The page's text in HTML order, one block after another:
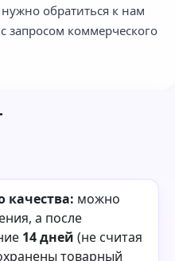
обратиться к нам
с запросом коммерческого
качества: можно
а после
14 дней (не считая
товарный